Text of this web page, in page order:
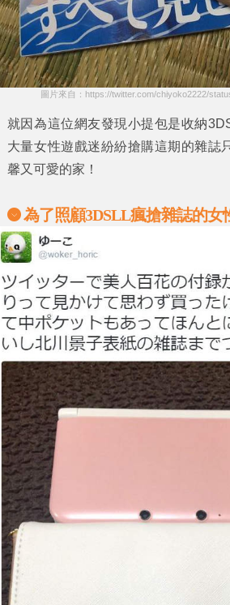
圖片來自：https://twitter.com/chiyoko2222/
就因為這位網友發現小提包是收納
大量女性遊戲迷紛紛搶購這期的雜誌
馨又可愛的家！
為了照顧3DSLL瘋搶雜誌的女